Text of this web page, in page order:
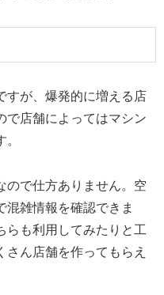
すが、爆発的に増える店
で店舗によってはマシン
ので仕方ありません。空
混雑情報を確認できま
らも利用してみたりと工
ん店舗を作ってもらえ